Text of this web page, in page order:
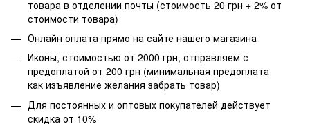
товара в отделении почты (стоимость 20 грн + 2% от
стоимости товара)
Онлайн оплата прямо на сайте нашего магазина
Иконы, стоимостью от 2000 грн, отправляем с
предоплатой от 200 грн (минимальная предоплата
как изъявление желания забрать товар)
Для постоянных и оптовых покупателей действует
скидка от 10%